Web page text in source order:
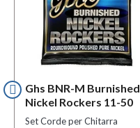
Ghs BNR-M Burnished
Nickel Rockers 11-50
Set Corde per Chitarra